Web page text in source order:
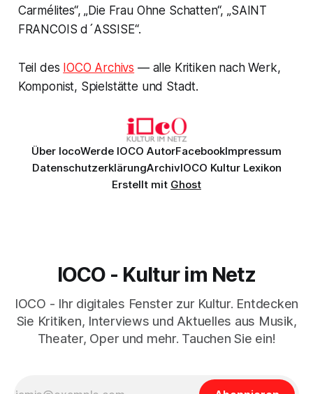
Carmélites“, „Die Frau Ohne Schatten“, „SAINT
FRANCOIS d´ASSISE“.
Teil des IOCO Archivs — alle Kritiken nach Werk,
Komponist, Spielstätte und Stadt.
Über IocoWerde IOCO AutorFacebookImpressum
DatenschutzerklärungArchivIOCO Kultur Lexikon
Erstellt mit Ghost
IOCO - Kultur im Netz
IOCO - Ihr digitales Fenster zur Kultur. Entdecken
Sie Kritiken, Interviews und Aktuelles aus Musik,
Theater, Oper und mehr. Tauchen Sie ein!